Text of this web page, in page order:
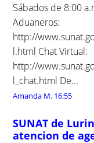
Sábados de 8:00
Aduaneros:
http://
l.html Chat Virtual:
http://
l_chat.html De...
Amanda M. 16:55
SUNAT de
atencion de